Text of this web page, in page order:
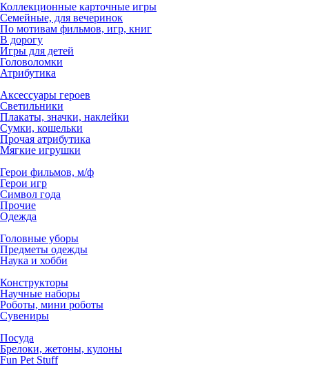
Коллекционные карточные игры
Семейные, для вечеринок
По мотивам фильмов, игр, книг
В дорогу
Игры для детей
Головоломки
Атрибутика
Аксессуары героев
Светильники
Плакаты, значки, наклейки
Сумки, кошельки
Прочая атрибутика
Мягкие игрушки
Герои фильмов, м/ф
Герои игр
Символ года
Прочие
Одежда
Головные уборы
Предметы одежды
Наука и хобби
Конструкторы
Научные наборы
Роботы, мини роботы
Сувениры
Посуда
Брелоки, жетоны, кулоны
Fun Pet Stuff